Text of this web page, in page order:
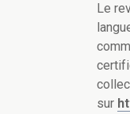
Le
sur